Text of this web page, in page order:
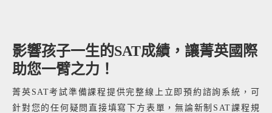
影響孩子一生的SAT成績，讓菁英國際
助您一臂之力！
菁英SAT考試準備課程提供完整線上立即預約諮詢系統，可
針對您的任何疑問直接填寫下方表單，無論新制SAT課程規